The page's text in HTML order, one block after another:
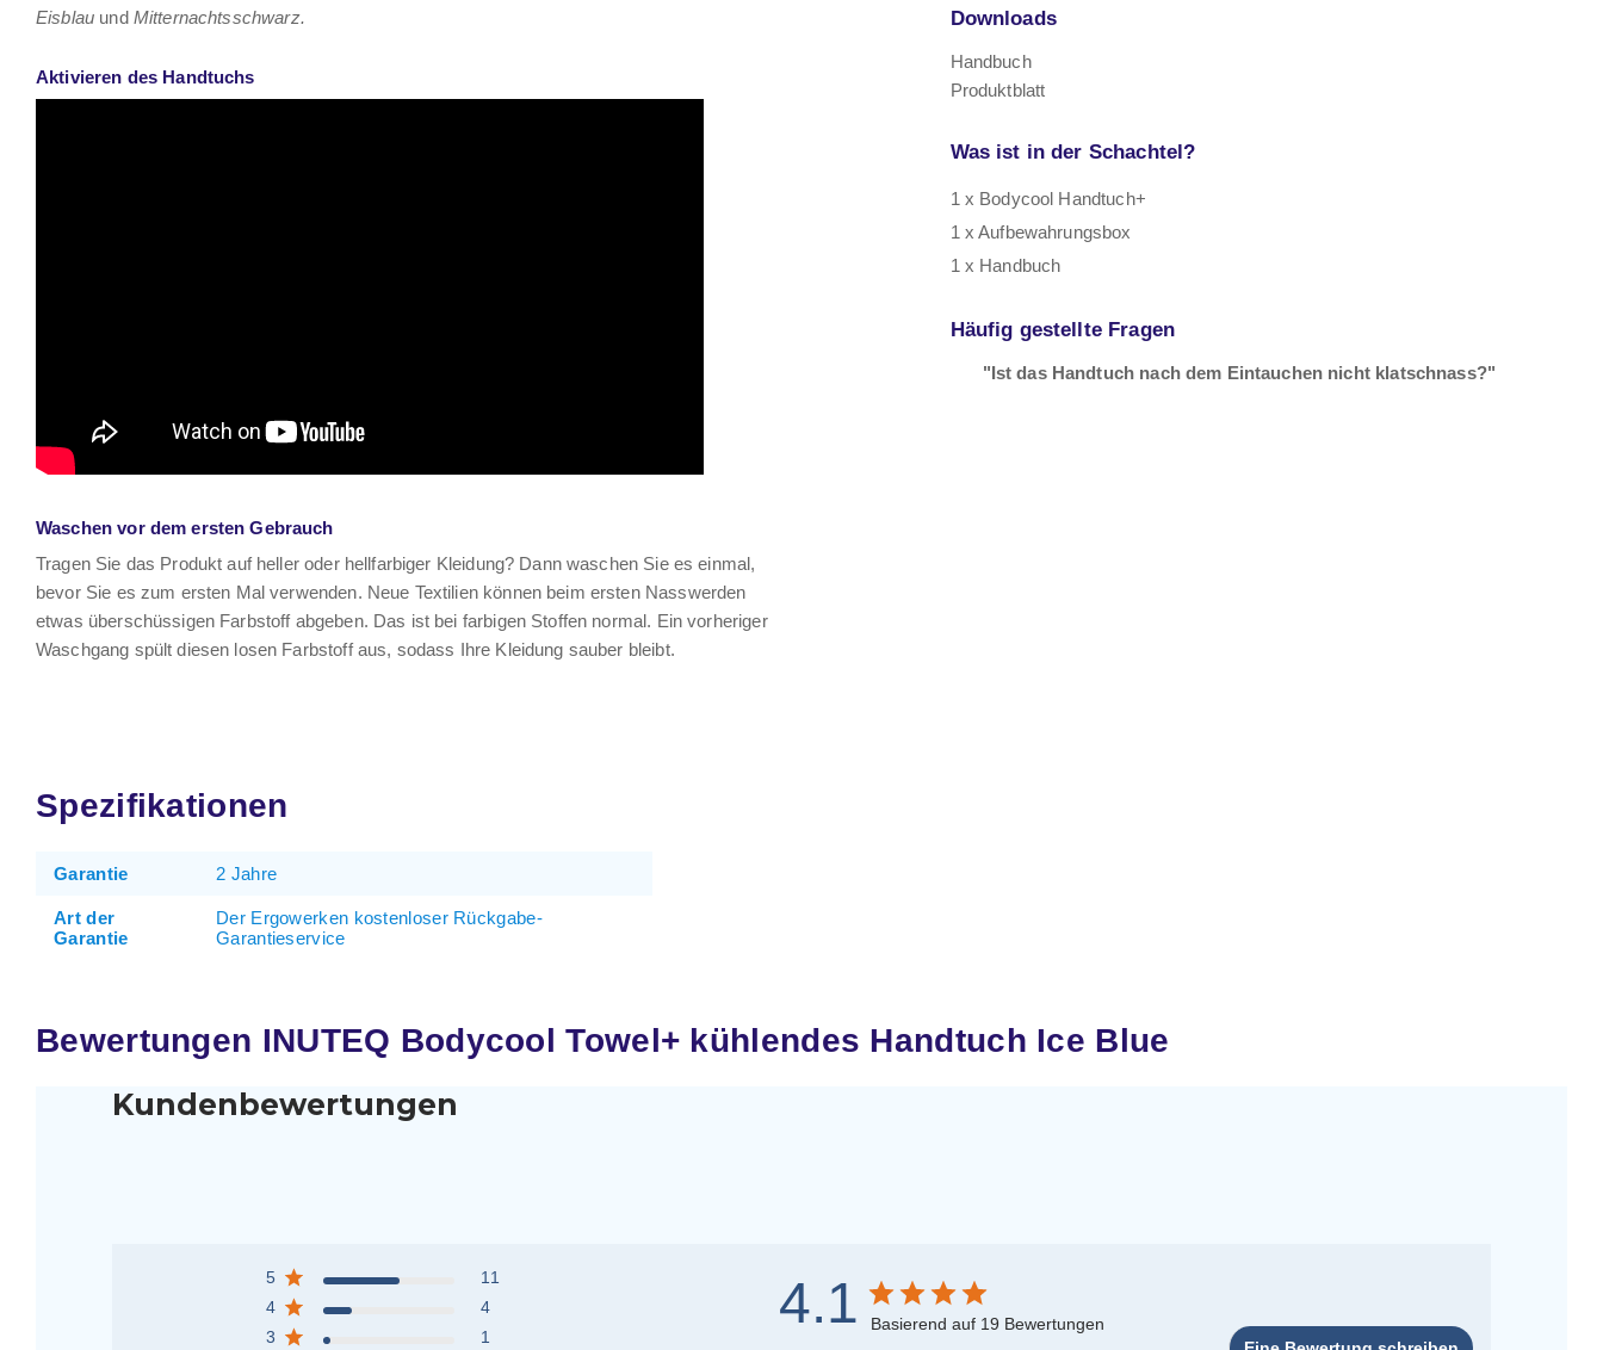
Eisblau und Mitternachtsschwarz.
Aktivieren des Handtuchs
Waschen vor dem ersten Gebrauch
Tragen Sie das Produkt auf heller oder hellfarbiger Kleidung? Dann waschen Sie es einmal,
bevor Sie es zum ersten Mal verwenden. Neue Textilien können beim ersten Nasswerden
etwas überschüssigen Farbstoff abgeben. Das ist bei farbigen Stoffen normal. Ein vorheriger
Waschgang spült diesen losen Farbstoff aus, sodass Ihre Kleidung sauber bleibt.
Downloads
Handbuch
Produktblatt
Was ist in der Schachtel?
1 x Bodycool Handtuch+
1 x Aufbewahrungsbox
1 x Handbuch
Häufig gestellte Fragen
"Ist das Handtuch nach dem Eintauchen nicht klatschnass?"
Spezifikationen
Garantie 2 Jahre
Art der
Garantie
Der Ergowerken kostenloser Rückgabe-
Garantieservice
Bewertungen INUTEQ Bodycool Towel+ kühlendes Handtuch Ice Blue
Kundenbewertungen
4.1 Basierend auf 19 Bewertungen
5
11
4
4
3
1